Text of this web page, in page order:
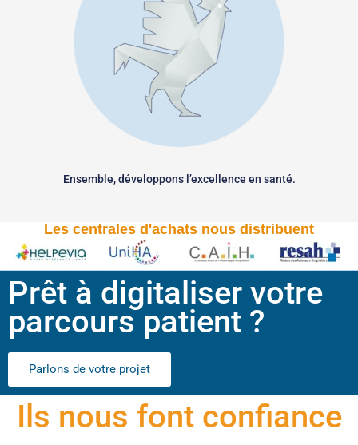
Ensemble, développons l’excellence en santé.
Les centrales d'achats nous distribuent
Prêt à digitaliser votre
parcours patient ?
Parlons de votre projet
Ils nous font confiance